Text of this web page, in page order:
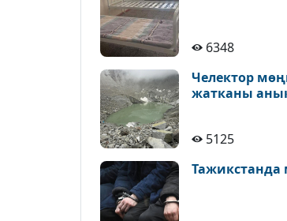
6348
Челектор
жатканы
5125